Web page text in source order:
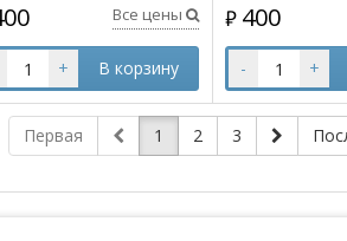
Все цены
+ В корзину
₽ 400
- +
Первая 1 2 3